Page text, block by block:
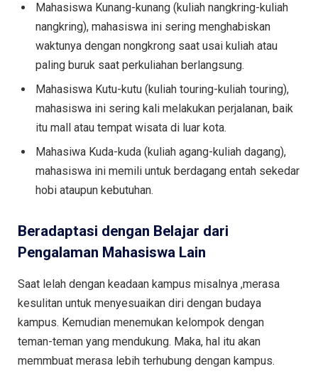
Mahasiswa Kunang-kunang (kuliah nangkring-kuliah
nangkring), mahasiswa ini sering menghabiskan
waktunya dengan nongkrong saat usai kuliah atau
paling buruk saat perkuliahan berlangsung.
Mahasiswa Kutu-kutu (kuliah touring-kuliah touring),
mahasiswa ini sering kali melakukan perjalanan, baik
itu mall atau tempat wisata di luar kota.
Mahasiwa Kuda-kuda (kuliah agang-kuliah dagang),
mahasiswa ini memili untuk berdagang entah sekedar
hobi ataupun kebutuhan.
Beradaptasi dengan Belajar dari
Pengalaman Mahasiswa Lain
Saat lelah dengan keadaan kampus misalnya ,merasa
kesulitan untuk menyesuaikan diri dengan budaya
kampus. Kemudian menemukan kelompok dengan
teman-teman yang mendukung. Maka, hal itu akan
memmbuat merasa lebih terhubung dengan kampus.